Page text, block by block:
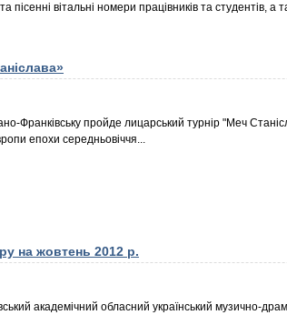
пісенні вітальні номери працівників та студентів,
Франківську пройде лицарський турнір "Меч
епохи середньовіччя...
на жовтень 2012 р.
академічний обласний український музично-